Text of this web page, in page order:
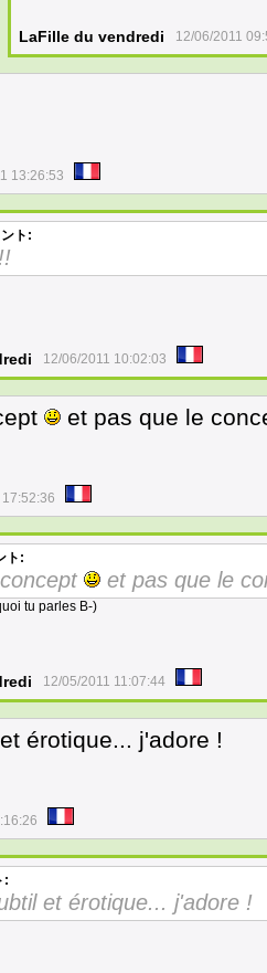
LaFille du vendredi 12/06/2011
13:26:53
ト:
12/06/2011 10:02:03
et pas que le
ト:
et pas que le
tu parles B-)
12/05/2011 11:07:44
érotique... j'adore !
:
et érotique... j'adore !